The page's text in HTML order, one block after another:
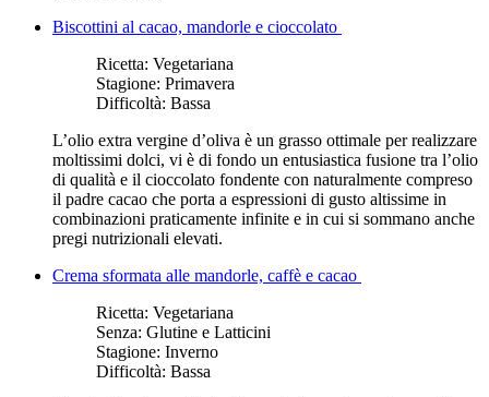
Biscottini al cacao, mandorle e cioccolato
Ricetta: Vegetariana
Stagione: Primavera
Difficoltà: Bassa
L’olio extra vergine d’oliva è un grasso ottimale per realizzare
moltissimi dolci, vi è di fondo un entusiastica fusione tra l’olio
di qualità e il cioccolato fondente con naturalmente compreso
il padre cacao che porta a espressioni di gusto altissime in
combinazioni praticamente infinite e in cui si sommano anche
pregi nutrizionali elevati.
Crema sformata alle mandorle, caffè e cacao
Ricetta: Vegetariana
Senza: Glutine e Latticini
Stagione: Inverno
Difficoltà: Bassa